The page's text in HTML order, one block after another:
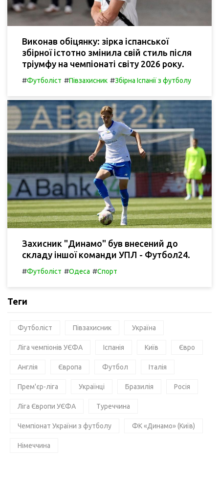
Виконав обіцянку: зірка іспанської
збірної істотно змінила свій стиль після
тріумфу на чемпіонаті світу 2026 року.
#Футболіст #Півзахисник #Збірна Іспанії з футболу
Захисник "Динамо" був внесений до
складу іншої команди УПЛ - Футбол24.
#Футболіст #Одеса #Спорт
Теги
Футболіст Півзахисник Україна
Ліга чемпіонів УЄФА Іспанія Київ Євро
Англія Європа Футбол Італія
Прем'єр-ліга Українці Бразилія Росія
Ліга Європи УЄФА Туреччина
Чемпіонат України з футболу ФК «Динамо» (Київ)
Німеччина